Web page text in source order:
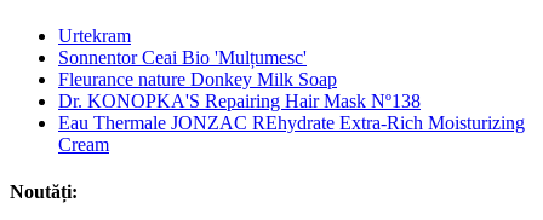
Urtekram
Sonnentor Ceai Bio 'Mulțumesc'
Fleurance nature Donkey Milk Soap
Dr. KONOPKA'S Repairing Hair Mask Nº138
Eau Thermale JONZAC REhydrate Extra-Rich Moisturizing
Cream
Noutăți: